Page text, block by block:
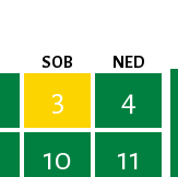
SOB NED
3
4
10
11